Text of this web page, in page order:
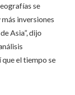
se
inversiones
Asia”, dijo
el tiempo se